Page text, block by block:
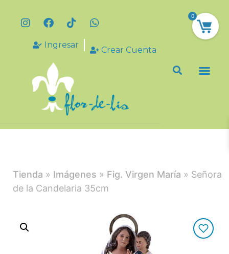
Ingresar
Crear Cuenta
Tienda » Imágenes » Fig. Virgen María » Señora
de la Candelaria 35cm
0